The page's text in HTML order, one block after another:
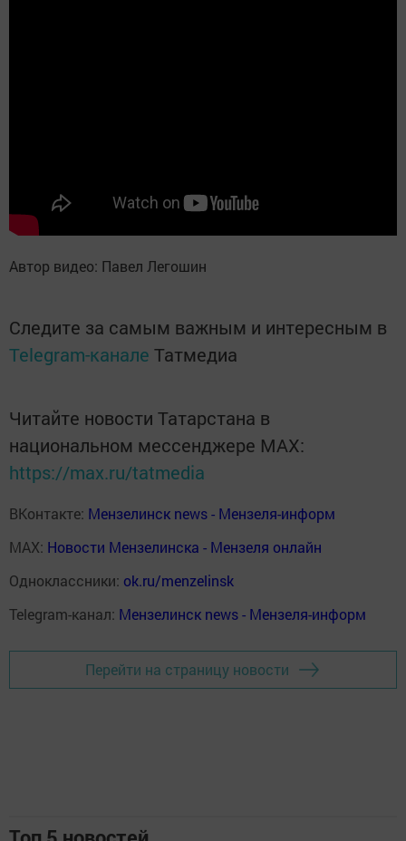
Автор видео: Павел Легошин
Следите за самым важным и интересным в
Telegram-канале Татмедиа
Читайте новости Татарстана в
национальном мессенджере MАХ:
https://max.ru/tatmedia
ВКонтакте: Мензелинск news - Мензеля-информ
MAX: Новости Мензелинска - Мензеля онлайн
Одноклассники: ok.ru/menzelinsk
Telegram-канал: Мензелинск news - Мензеля-информ
Перейти на страницу новости